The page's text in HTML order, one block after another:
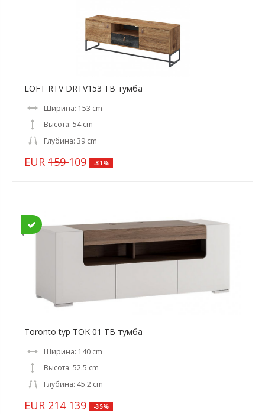
LOFT RTV DRTV153 ТВ тумба
Ширина: 153 cm
Высота: 54 cm
Глубина: 39 cm
EUR 159109 -31%
Toronto typ TOK 01 ТВ тумба
Ширина: 140 cm
Высота: 52.5 cm
Глубина: 45.2 cm
EUR 214139 -35%